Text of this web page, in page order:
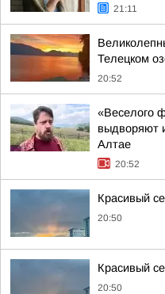
21:11
Телецком
20:52
«Веселого
выдворяют
Алтае
20:52
Красивый
20:50
Красивый
20:50